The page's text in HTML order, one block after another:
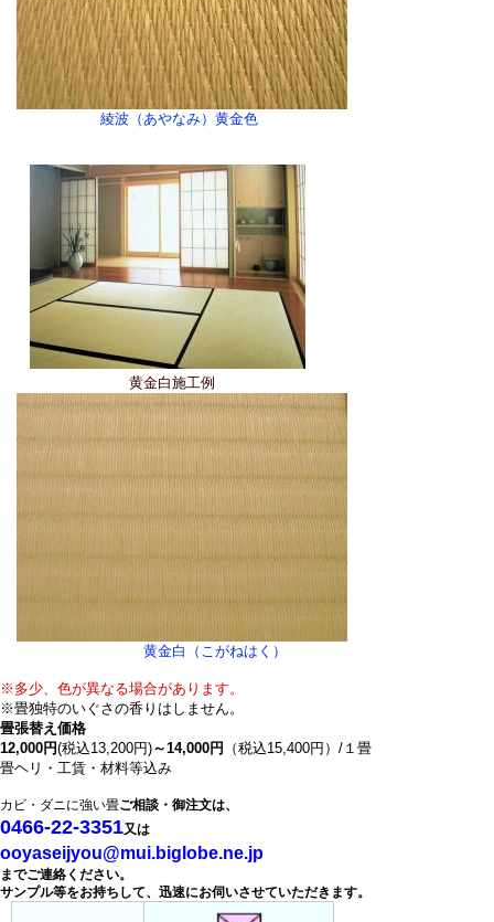
綾波（あやなみ）黄金色
黄金白施工例
黄金白（こがねはく）
※多少、色が異なる場合があります。
※畳独特のいぐさの香りはしません。
畳張替え価格
12,000円(税込13,200円)～14,000円
（税込15,400円）/１畳
畳ヘリ・工賃・材料等込み
カビ・ダニに強い畳ご相談・御注文は、
0466-22-3351又は
ooyaseijyou@mui.biglobe.ne.jp
までご連絡ください。
サンプル等をお持ちして、迅速にお伺いさせていただきます。